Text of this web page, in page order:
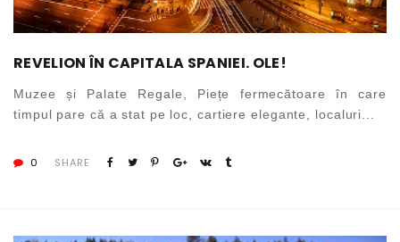
REVELION ÎN CAPITALA SPANIEI. OLE!
Muzee și Palate Regale, Piețe fermecătoare în care
timpul pare că a stat pe loc, cartiere elegante, localuri...
0 SHARE